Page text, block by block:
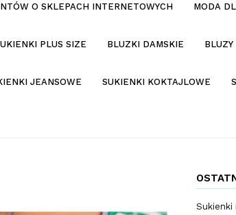
O SKLEPACH INTERNETOWYCH MODA
PLUS SIZE BLUZKI DAMSKIE
JEANSOWE SUKIENKI KOKTAJLOWE
Sukienki